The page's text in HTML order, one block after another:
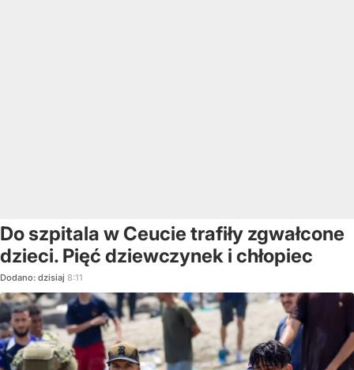
Do szpitala w Ceucie trafiły zgwałcone
dzieci. Pięć dziewczynek i chłopiec
Dodano: dzisiaj 8:11